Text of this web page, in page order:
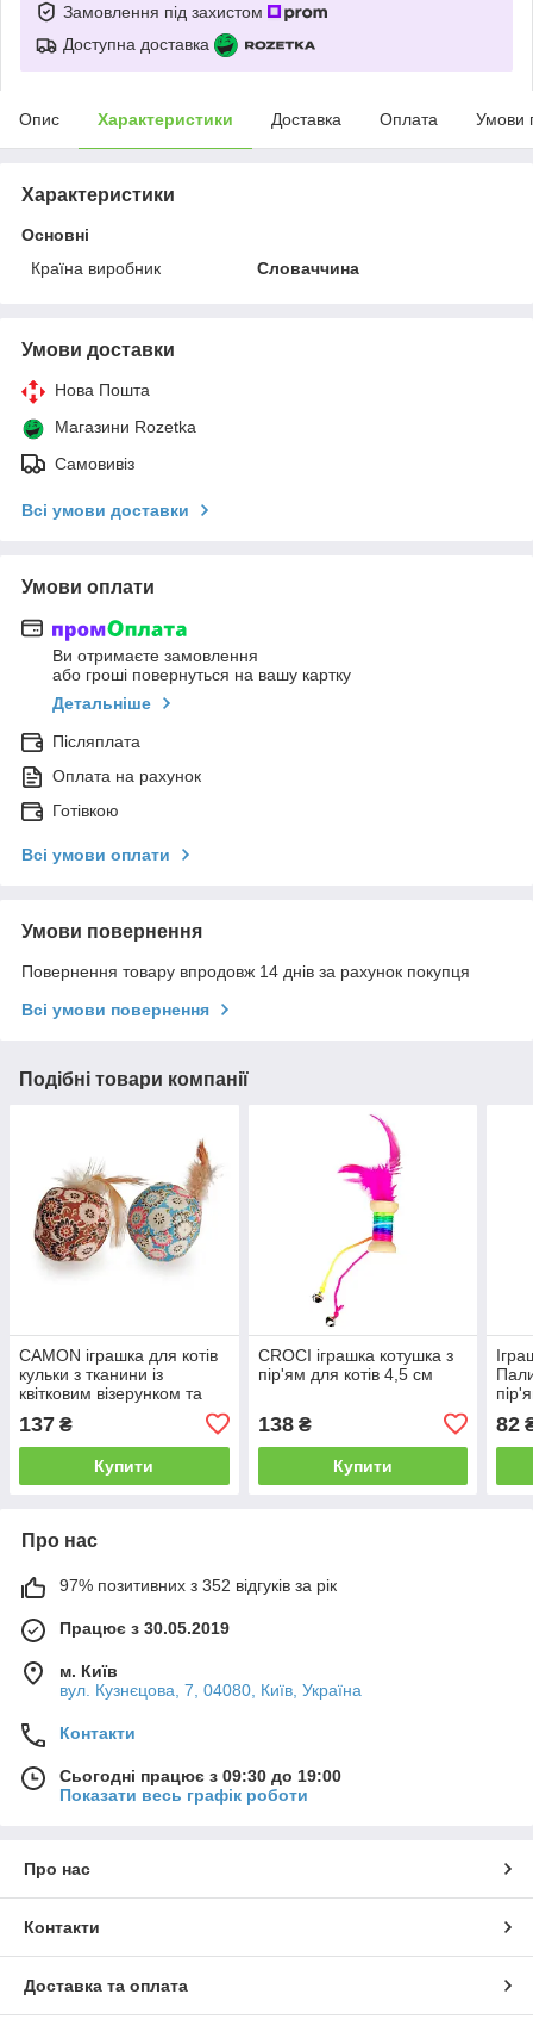
Замовлення під захистом
Доступна доставка
Опис Характеристики Доставка Оплата Умови
Характеристики
Основні
Країна виробник
Словаччина
Умови доставки
Нова Пошта
Магазини Rozetka
Самовивіз
Всі умови доставки
Умови оплати
Ви отримаєте замовлення
або гроші повернуться на вашу картку
Детальніше
Післяплата
Оплата на рахунок
Готівкою
Всі умови оплати
Умови повернення
Повернення товару впродовж 14 днів за рахунок покупця
Всі умови повернення
Подібні товари компанії
CAMON іграшка для котів
кульки з тканини із
квітковим візерунком та
137 ₴
Купити
CROCI іграшка котушка з
пір'ям для котів 4,5 см
138₴
Купити
82
Про нас
97% позитивних з 352 відгуків за рік
Працює з 30.05.2019
м. Київ
вул. Кузнєцова, 7, 04080, Київ, Україна
Контакти
Сьогодні працює з 09:30 до 19:00
Показати весь графік роботи
Про нас
Контакти
Доставка та оплата